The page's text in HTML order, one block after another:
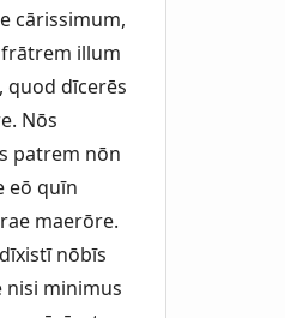
cārissimum,
illum
quod dīcerēs
Nōs
patrem nōn
eō quīn
maerōre.
nōbīs
nisi minimus